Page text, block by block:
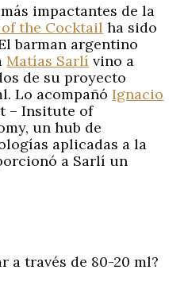
impactantes de la
the Cocktail ha sido
barman argentino
Matías Sarlí vino a
de su proyecto
Lo acompañóIgnacio
– Insitute of
un hub de
aplicadas a la
a Sarlí un
a través de 80-20 ml?